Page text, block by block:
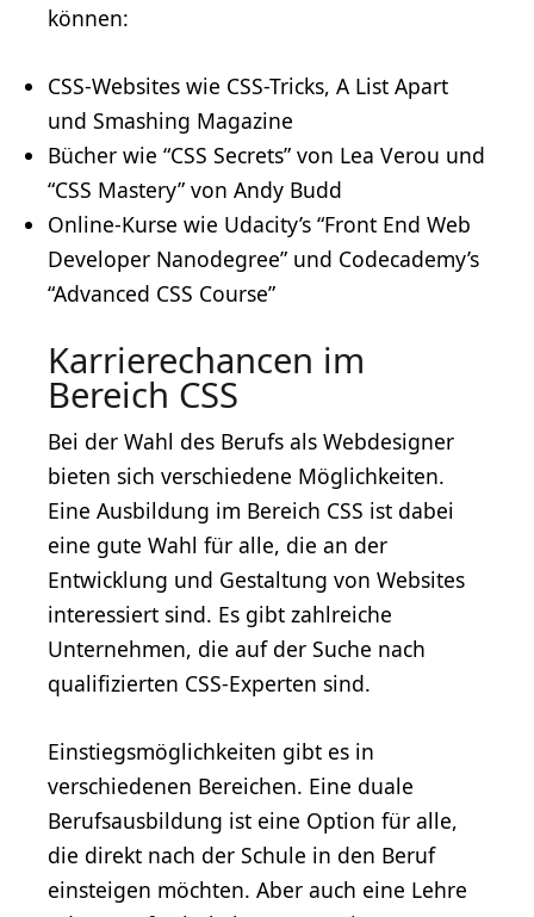
können:
CSS-Websites wie CSS-Tricks, A List Apart
und Smashing Magazine
Bücher wie “CSS Secrets” von Lea Verou und
“CSS Mastery” von Andy Budd
Online-Kurse wie Udacity’s “Front End Web
Developer Nanodegree” und Codecademy’s
“Advanced CSS Course”
Karrierechancen im
Bereich CSS
Bei der Wahl des Berufs als Webdesigner
bieten sich verschiedene Möglichkeiten.
Eine Ausbildung im Bereich CSS ist dabei
eine gute Wahl für alle, die an der
Entwicklung und Gestaltung von Websites
interessiert sind. Es gibt zahlreiche
Unternehmen, die auf der Suche nach
qualifizierten CSS-Experten sind.
Einstiegsmöglichkeiten gibt es in
verschiedenen Bereichen. Eine duale
Berufsausbildung ist eine Option für alle,
die direkt nach der Schule in den Beruf
einsteigen möchten. Aber auch eine Lehre